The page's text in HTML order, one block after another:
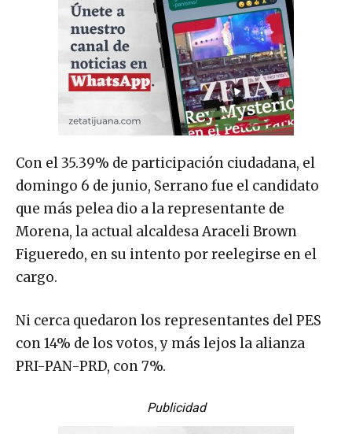
Con el 35.39% de participación ciudadana, el
domingo 6 de junio, Serrano fue el candidato
que más pelea dio a la representante de
Morena, la actual alcaldesa Araceli Brown
Figueredo, en su intento por reelegirse en el
cargo.
Ni cerca quedaron los representantes del PES
con 14% de los votos, y más lejos la alianza
PRI-PAN-PRD, con 7%.
Publicidad